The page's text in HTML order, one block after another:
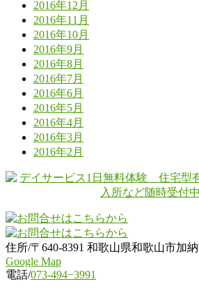
2016年12月
2016年11月
2016年10月
2016年9月
2016年8月
2016年7月
2016年6月
2016年5月
2016年4月
2016年3月
2016年2月
住所/〒640-8391 和歌山県和歌山市加
Google Map
電話/073-494−3991